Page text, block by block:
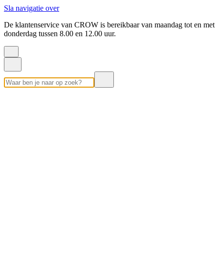
Sla navigatie over
De klantenservice van CROW is bereikbaar van maandag tot en met
donderdag tussen 8.00 en 12.00 uur.